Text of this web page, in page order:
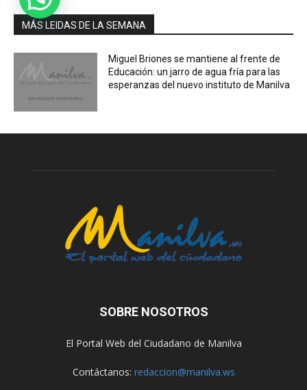
MÁS LEIDAS DE LA SEMANA
Miguel Briones se mantiene al frente de
Educación: un jarro de agua fría para las
esperanzas del nuevo instituto de Manilva
SOBRE NOSOTROS
El Portal Web del Ciudadano de Manilva
Contáctanos: redaccion@manilva.ws